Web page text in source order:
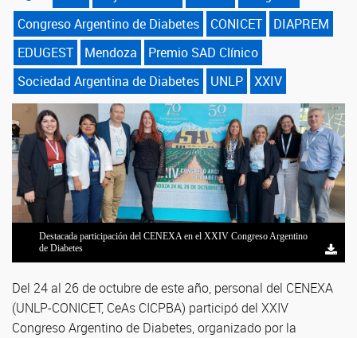
Congreso Argentino de Diabetes
CONICET
DIAPREM
EDUGEST
Mendoza
Premio SAD Clínico
Sociedad Argentina de Diabetes
UNLP XXIV
Destacada participación del CENEXA en el XXIV Congreso Argentino
de Diabetes
Del 24 al 26 de octubre de este año, personal del CENEXA
(UNLP-CONICET, CeAs CICPBA) participó del XXIV
Congreso Argentino de Diabetes, organizado por la